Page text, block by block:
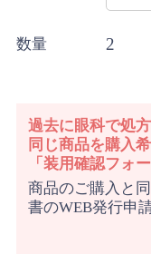
数量 2
過去に眼科で処
同じ商品を購入
「装用確認フォ
商品のご購入と
書のWEB発行申